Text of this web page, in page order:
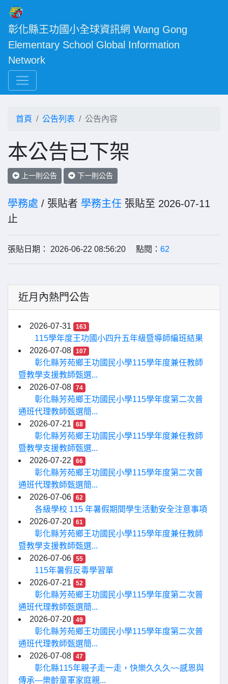
彰化縣王功國小全球資訊網 Wang Gong
Elementary School Global Information
Network
首頁 公告列表 公告內容
本公告已下架
上一則公告 下一則公告
學務處 / 張貼者 學務主任 張貼至 2026-07-11
止
張貼日期： 2026-06-22 08:56:20 點閱： 62
近月內熱門公告
2026-07-31 163
115學年度王功國小四升五年級暨導師編班結果
2026-07-08
107
彰化縣芳苑鄉王功國民小學115學年度兼任教師
暨教學支援教師甄選...
2026-07-08
74
彰化縣芳苑鄉王功國民小學115學年度第二次普
通班代理教師甄選簡...
2026-07-21
68
彰化縣芳苑鄉王功國民小學115學年度兼任教師
暨教學支援教師甄選...
2026-07-22
66
彰化縣芳苑鄉王功國民小學115學年度第二次普
通班代理教師甄選簡...
2026-07-06
62
各級學校 115 年暑假期間學生活動安全注意事項
2026-07-20
61
彰化縣芳苑鄉王功國民小學115學年度兼任教師
暨教學支援教師甄選...
2026-07-06
55
115年暑假反毒學習單
2026-07-21
52
彰化縣芳苑鄉王功國民小學115學年度第二次普
通班代理教師甄選簡...
2026-07-20
49
彰化縣芳苑鄉王功國民小學115學年度第二次普
通班代理教師甄選簡...
2026-07-08
47
彰化縣115年親子走一走，快樂久久久~~感恩與
傳承—樂齡童軍家庭親...